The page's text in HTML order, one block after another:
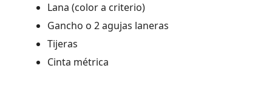
Lana (color a criterio)
Gancho o 2 agujas laneras
Tijeras
Cinta métrica